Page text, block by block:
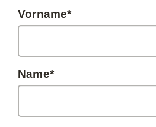
Vorname*
Name*